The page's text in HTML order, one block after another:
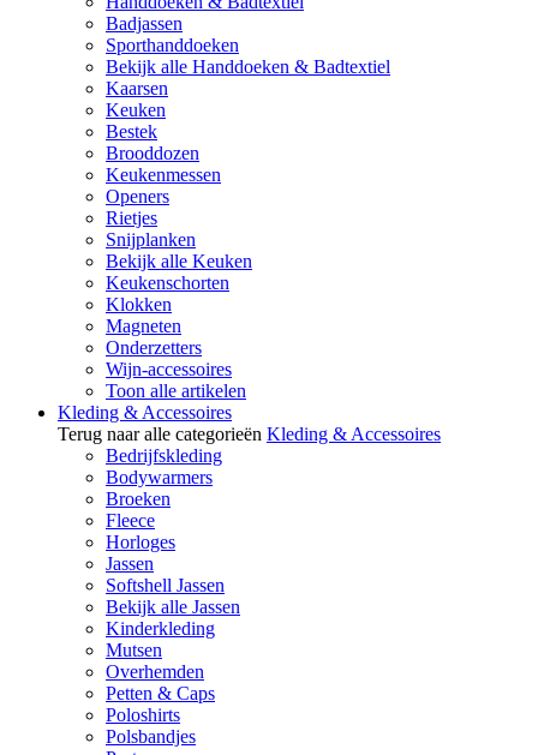
Badjassen
Sporthanddoeken
Bekijk alle Handdoeken & Badtextiel
Kaarsen
Keuken
Bestek
Brooddozen
Keukenmessen
Openers
Rietjes
Snijplanken
Bekijk alle Keuken
Keukenschorten
Klokken
Magneten
Onderzetters
Wijn-accessoires
Toon alle artikelen
Kleding & Accessoires
Terug naar alle categorieën Kleding & Accessoires
Bedrijfskleding
Bodywarmers
Broeken
Fleece
Horloges
Jassen
Softshell Jassen
Bekijk alle Jassen
Kinderkleding
Mutsen
Overhemden
Petten & Caps
Poloshirts
Polsbandjes